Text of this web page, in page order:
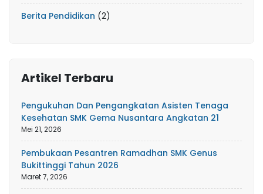
Berita Pendidikan (2)
Artikel Terbaru
Pengukuhan Dan Pengangkatan Asisten Tenaga
Kesehatan SMK Gema Nusantara Angkatan 21
Mei 21, 2026
Pembukaan Pesantren Ramadhan SMK Genus
Bukittinggi Tahun 2026
Maret 7, 2026